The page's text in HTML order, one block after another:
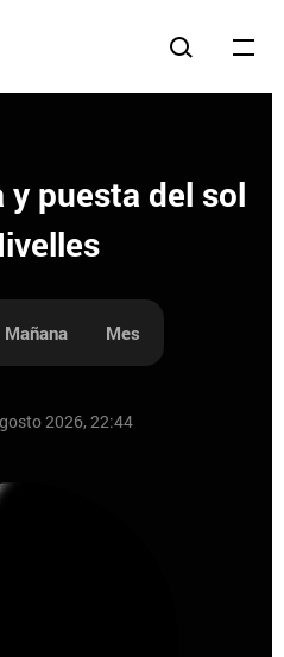
y puesta del sol
Mañana Mes
2026, 22:44